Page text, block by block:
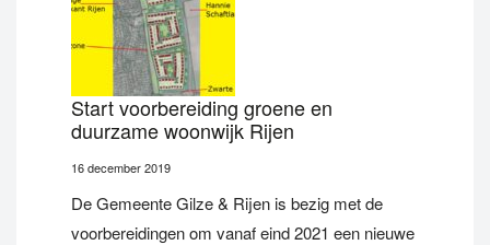
Start voorbereiding groene en
duurzame woonwijk Rijen
16 december 2019
De Gemeente Gilze & Rijen is bezig met de
voorbereidingen om vanaf eind 2021 een nieuwe